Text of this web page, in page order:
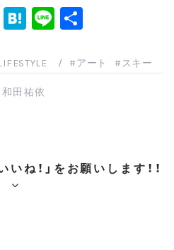
Pi
nt
e
st
H
at
e
n
a
Li
n
e/ アート
スキー
和田祐依
ね！」をお願いします！！